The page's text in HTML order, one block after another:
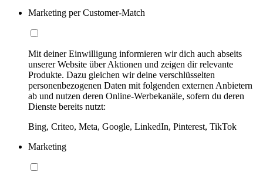
Marketing per Customer-Match
Mit deiner Einwilligung informieren wir dich auch abseits
unserer Website über Aktionen und zeigen dir relevante
Produkte. Dazu gleichen wir deine verschlüsselten
personenbezogenen Daten mit folgenden externen Anbietern
ab und nutzen deren Online-Werbekanäle, sofern du deren
Dienste bereits nutzt:
Bing, Criteo, Meta, Google, LinkedIn, Pinterest, TikTok
Marketing